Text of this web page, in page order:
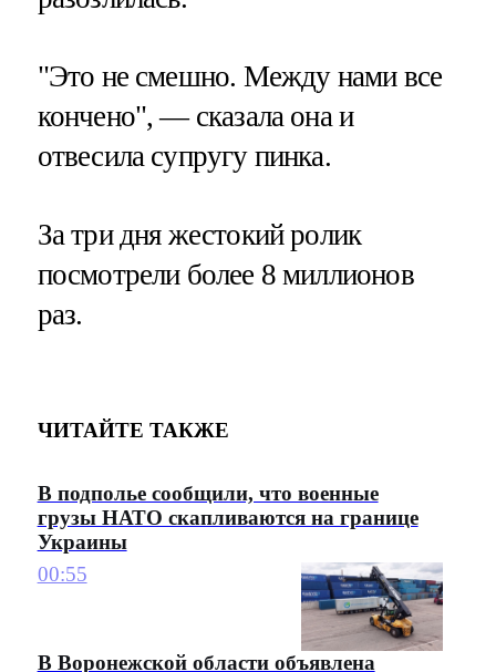
"Это не смешно. Между нами все
кончено", — сказала она и
отвесила супругу пинка.
За три дня жестокий ролик
посмотрели более 8 миллионов
раз.
ЧИТАЙТЕ ТАКЖЕ
В подполье сообщили, что военные
грузы НАТО скапливаются на границе
Украины
00:55
В Воронежской области объявлена